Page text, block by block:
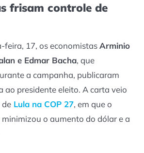
frisam controle de
17, os economistasArminio
e Edmar Bacha, que
a campanha, publicaram
ao presidente eleito. A carta veio
de Lula na COP 27, em que o
o aumento do dólar e a